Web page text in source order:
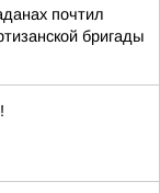
почтил
бригады